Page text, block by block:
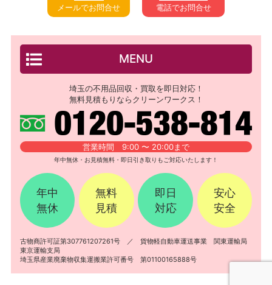
メールでお問合せ 電話でお問合せ
MENU
埼玉の不用品回収・買取を即日対応！
無料見積もりならクリーンワークス！
営業時間 9:00 〜 20:00まで
年中無休・お見積無料・即日引き取りもご対応いたします！
年中
無休
無料
見積
即日
対応
安心
安全
古物商許可証第307761207261号 ／ 貨物軽自動車運送事業 関東運輸局
東京運輸支局
埼玉県産業廃棄物収集運搬業許可番号 第01100165888号